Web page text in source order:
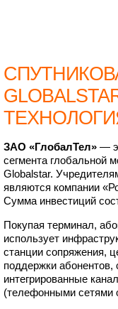
ЗАО «ГлобалТел» —
сегмента глобальной
Globalstar.
являются компании
Сумма инвестиций
Покупая терминал,
использует
станции сопряжения,
поддержки абонентов,
интегрированные
(телефонными сетями